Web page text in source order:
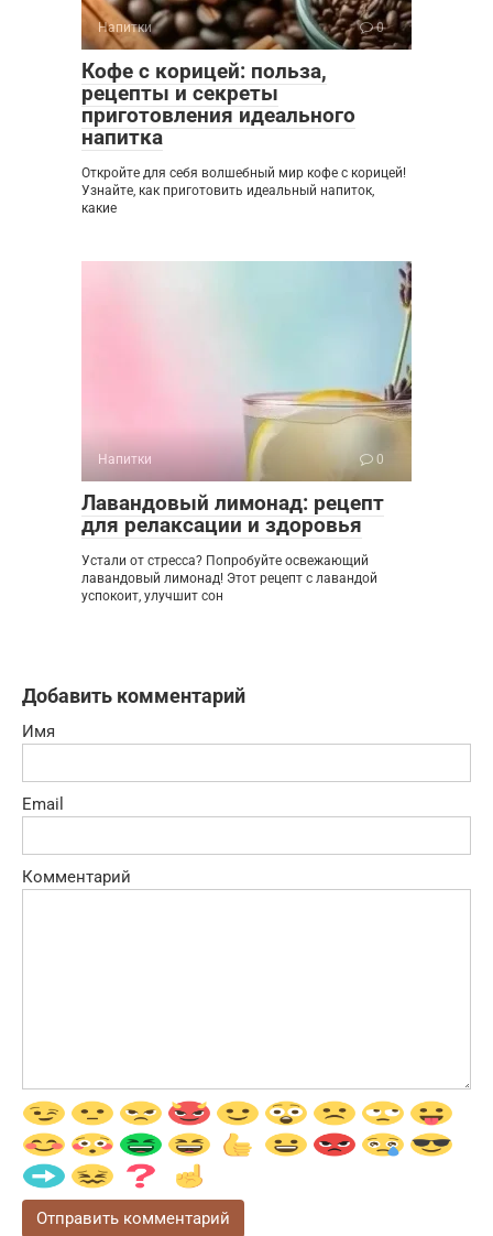
Напитки 0
Кофе с корицей: польза,
рецепты и секреты
приготовления идеального
напитка
Откройте для себя волшебный мир кофе с корицей!
Узнайте, как приготовить идеальный напиток,
какие
Напитки 0
Лавандовый лимонад: рецепт
для релаксации и здоровья
Устали от стресса? Попробуйте освежающий
лавандовый лимонад! Этот рецепт с лавандой
успокоит, улучшит сон
Добавить комментарий
Имя
Email
Комментарий